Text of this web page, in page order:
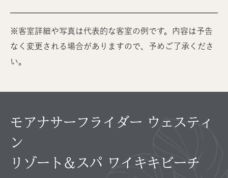
※客室詳細や写真は代表的な客室の例です。内容は予告
なく変更される場合がありますので、予めご了承くださ
い。
モアナサーフライダー ウェスティ
ン
リゾート＆スパ ワイキキビーチ